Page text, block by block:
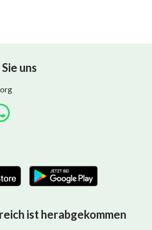
3.0
licenses/by/3.0/
uns
ist herabgekommen